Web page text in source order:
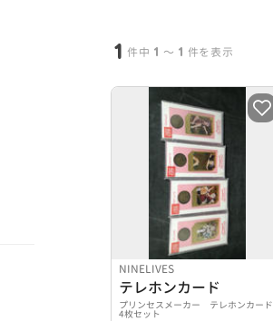
1 件中 1 〜 1 件を表示
NINELIVES
テレホンカード
プリンセスメーカー テレホンカード
4枚セット